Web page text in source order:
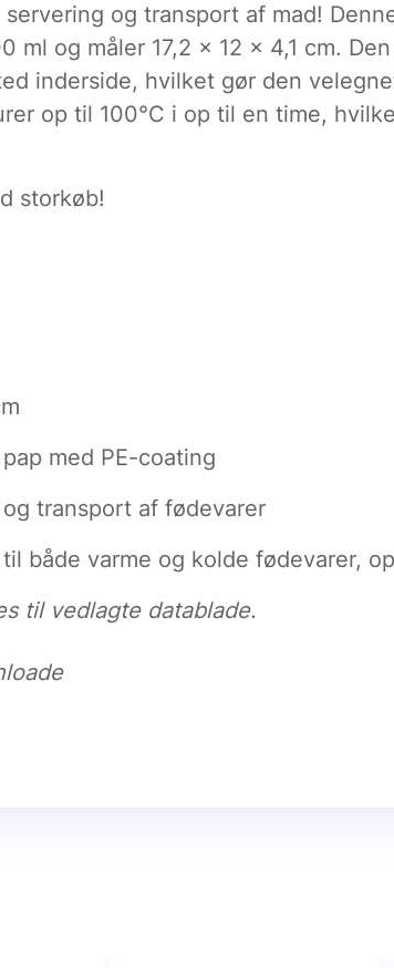
og transport af mad!
ml og måler 17,2 x 12 x 4,1 cm.
inderside, hvilket gør den
op til 100°C i op til en time,
storkøb!
med PE-coating
transport af fødevarer
både varme og kolde fødevarer,
til vedlagte datablade.